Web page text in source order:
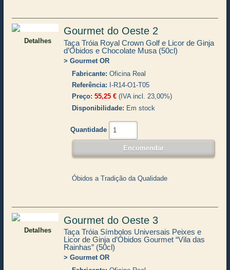
Detalhes
Gourmet do Oeste 2
Taça Tróia Royal Crown Golf e Licor de Ginja
d’Óbidos e Chocolate Musa (50cl)
Gourmet OR
Fabricante Oficina Real
Referência
I-R14-O1-T05
Preço 55,25 €(IVA incl. 23,00%)
Disponibilidade
Em stock
Quantidade
Óbidos a Tradição da Qualidade
Detalhes
Gourmet do Oeste 3
Taça Tróia Símbolos Universais Peixes e
Licor de Ginja d’Óbidos Gourmet “Vila das
Rainhas” (50cl)
Gourmet OR